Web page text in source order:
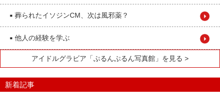
■ 葬られたイソジンCM、次は風邪薬？
■ 他人の経験を学ぶ
アイドルグラビア「ぷるんぷるん写真館」を見る >
新着記事